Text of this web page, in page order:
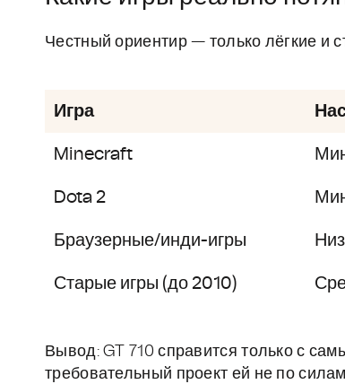
Честный ориентир — только лёгкие и
Игра
Minecraft
Dota 2
Браузерные/инди-игры
Старые игры (до 2010)
Вывод: GT 710 справится только с
требовательный проект ей не по